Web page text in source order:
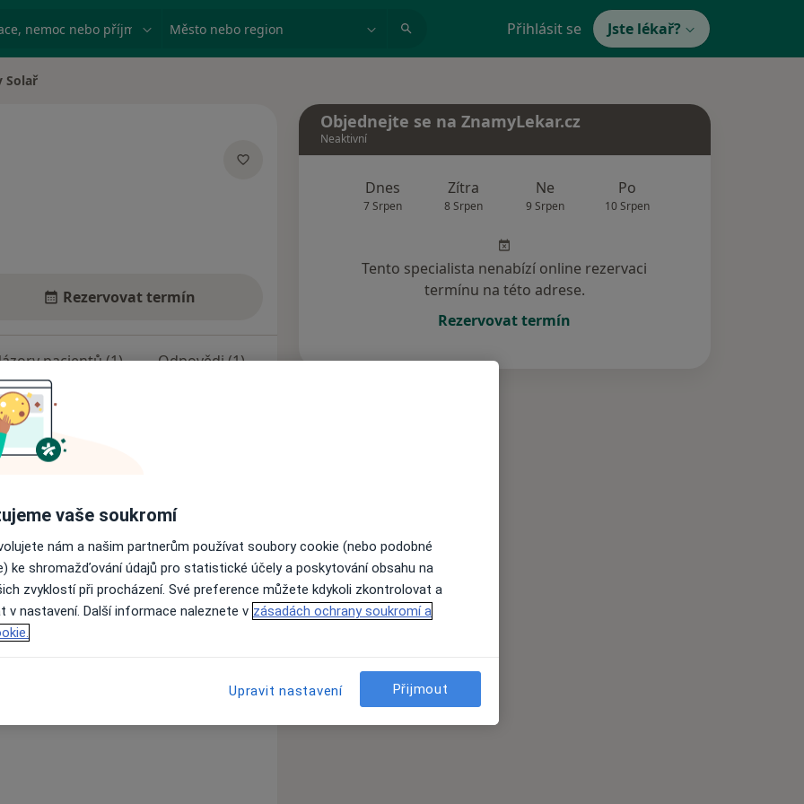
nemoc nebo příjmení Město nebo region Přihlásit se Jste lékař?
Solař
Rezervovat termín
pacientů (1) Odpovědi (1)
a mysli. Cestuji po světě o snažím se
s postupy na uzdravení těla a
jak tělu i mysli pomoci.
lidmi a pomoci jak nejlépe
Objednejte se na ZnamyLekar.cz
Neaktivní
Dnes
7 Srpen
Zítra
8 Srpen
Ne
9 Srpen
Po
10 Srpen
Tento specialista nenabízí online rezervaci
termínu na této adrese.
Rezervovat termín
vaše soukromí
nám a našim partnerům používat soubory cookie (nebo podobné
ke shromažďování údajů pro statistické účely a poskytování obsahu na
zvyklostí při procházení. Své preference můžete kdykoli zkontrolovat a
v nastavení. Další informace naleznete v zásadách ochrany soukromí a
Upravit nastavení Přijmout